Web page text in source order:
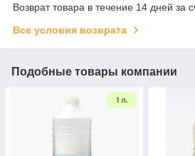
Возврат товара в течение 14 дней за
Все условия возврата
Подобные товары компании